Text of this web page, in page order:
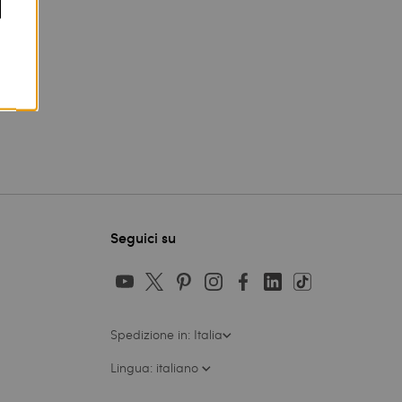
Seguici su
Spedizione in: Italia
Lingua: italiano